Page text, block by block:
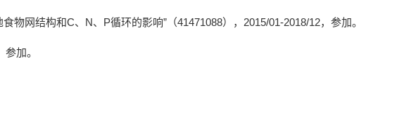
物网结构和C、N、P循环的影响”（41471088），2015/01-2018/12，参加。
加。